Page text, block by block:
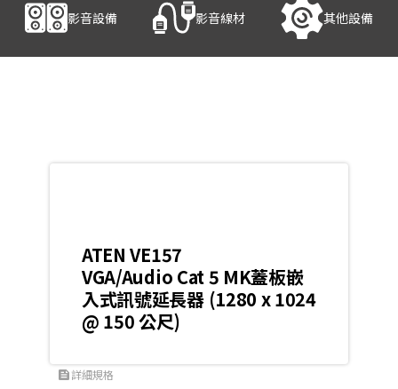
影音設備 影音線材 其他設備
ATEN VE157
VGA/Audio Cat 5 MK蓋板嵌
入式訊號延長器 (1280 x 1024
@ 150 公尺)
feed詳細規格